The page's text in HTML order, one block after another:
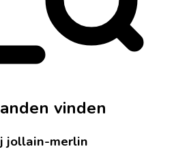
vinden
jollain-merlin